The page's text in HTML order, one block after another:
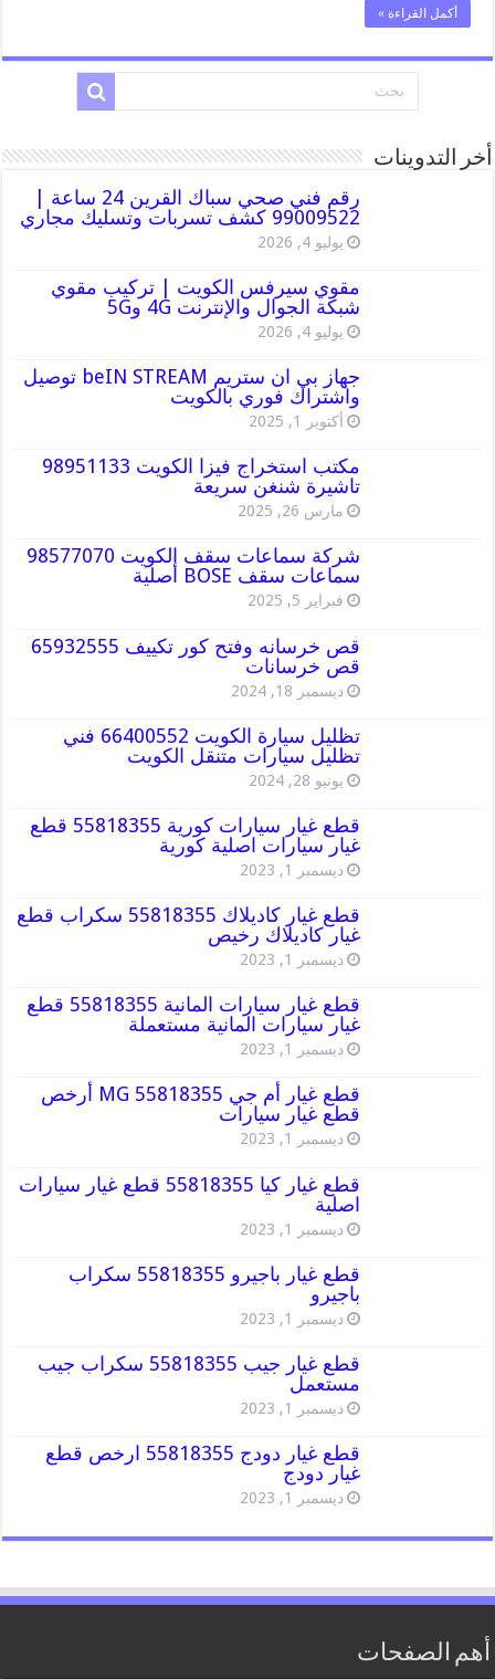
أكمل القراءة »
أخر التدوينات
رقم فني صحي سباك القرين 24 ساعة |
99009522 كشف تسربات وتسليك مجاري
يوليو 4, 2026
مقوي سيرفس الكويت | تركيب مقوي
شبكة الجوال والإنترنت 4G و5G
يوليو 4, 2026
جهاز بي ان ستريم beIN STREAM توصيل
واشتراك فوري بالكويت
أكتوبر 1, 2025
مكتب استخراج فيزا الكويت 98951133
تاشيرة شنغن سريعة
مارس 26, 2025
شركة سماعات سقف الكويت 98577070
سماعات سقف BOSE أصلية
فبراير 5, 2025
قص خرسانه وفتح كور تكييف 65932555
قص خرسانات
ديسمبر 18, 2024
تظليل سيارة الكويت 66400552 فني
تظليل سيارات متنقل الكويت
يونيو 28, 2024
قطع غيار سيارات كورية 55818355 قطع
غيار سيارات اصلية كورية
ديسمبر 1, 2023
قطع غيار كاديلاك 55818355 سكراب قطع
غيار كاديلاك رخيص
ديسمبر 1, 2023
قطع غيار سيارات المانية 55818355 قطع
غيار سيارات المانية مستعملة
ديسمبر 1, 2023
قطع غيار أم جي MG 55818355 أرخص
قطع غيار سيارات
ديسمبر 1, 2023
قطع غيار كيا 55818355 قطع غيار سيارات
اصلية
ديسمبر 1, 2023
قطع غيار باجيرو 55818355 سكراب
باجيرو
ديسمبر 1, 2023
قطع غيار جيب 55818355 سكراب جيب
مستعمل
ديسمبر 1, 2023
قطع غيار دودج 55818355 ارخص قطع
غيار دودج
ديسمبر 1, 2023
أهم الصفحات